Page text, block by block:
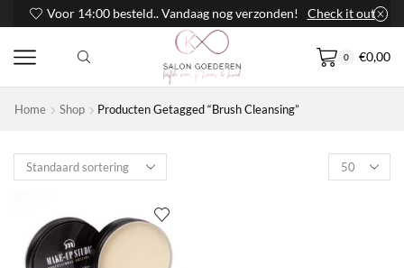
Voor 14:00 besteld.. Vandaag nog verzonden! Check it out
0 €0,00
Home Shop Producten Getagged “Brush Cleansing”
Products
per